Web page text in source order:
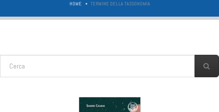
HOME TERMINE DELLA TASSONOMIA
FORM DI RICERCA